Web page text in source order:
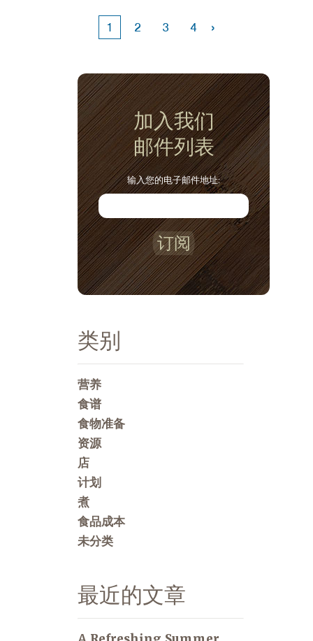
1 2 3 4 ›
加入我们
邮件列表
输入您的电子邮件地址:
订阅
类别
营养
食谱
食物准备
资源
店
计划
煮
食品成本
未分类
最近的文章